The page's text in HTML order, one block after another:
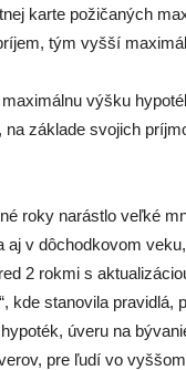
karte požičaných
tým vyšší
výšku
základe svojich
roky narástlo veľké
aj v dôchodkovom
2 rokmi s
kde stanovila pravidlá,
úveru na
pre ľudí vo